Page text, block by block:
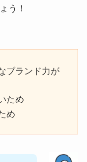
う！
ブランド力が
ため
め